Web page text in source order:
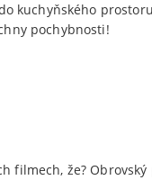
kuchyňského
pochybnosti!
filmech, že?